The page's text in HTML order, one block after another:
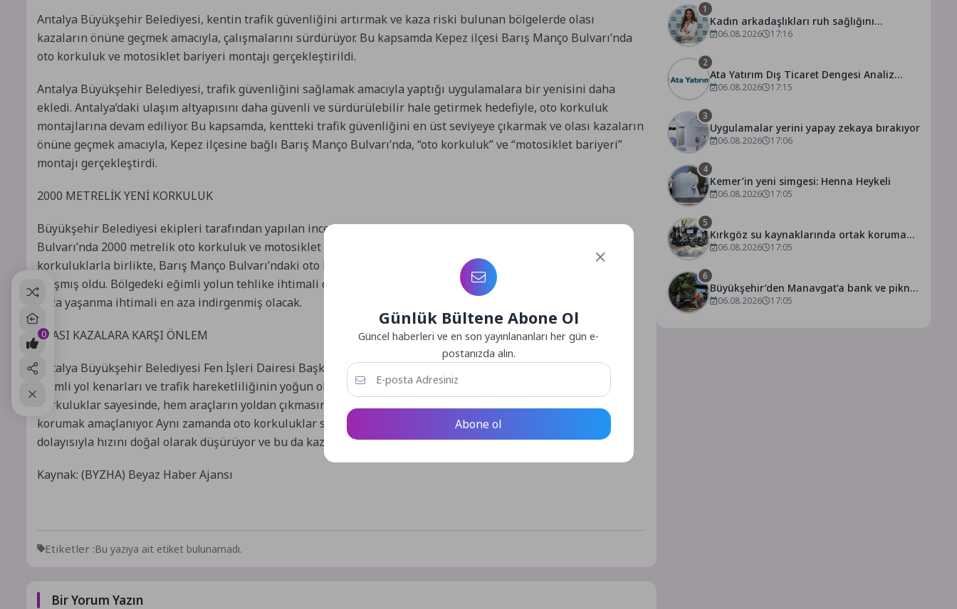
Antalya Büyükşehir Belediyesi, kentin trafik güvenliğini artırmak ve kaza riski bulunan bölgelerde olası
kazaların önüne geçmek amacıyla, çalışmalarını sürdürüyor. Bu kapsamda Kepez ilçesi Barış Manço Bulvarı’nda
oto korkuluk ve motosiklet bariyeri montajı gerçekleştirildi.
Antalya Büyükşehir Belediyesi, trafik güvenliğini sağlamak amacıyla yaptığı uygulamalara bir yenisini daha
ekledi. Antalya’daki ulaşım altyapısını daha güvenli ve sürdürülebilir hale getirmek hedefiyle, oto korkuluk
montajlarına devam ediliyor. Bu kapsamda, kentteki trafik güvenliğini en üst seviyeye çıkarmak ve olası kazaların
önüne geçmek amacıyla, Kepez ilçesine bağlı Barış Manço Bulvarı’nda, “oto korkuluk” ve “motosiklet bariyeri”
montajı gerçekleştirdi.
2000 METRELİK YENİ KORKULUK
Büyükşehir Belediyesi ekipleri tarafından yapılan incelemeler sonrasında başlatılan çalışmalarda Barış Manço
Bulvarı’nda 2000 metrelik oto korkuluk ve motosiklet bariyeri imalatı yapıldı. Önceki yıllarda imalatı yapılan
korkuluklarla birlikte, Barış Manço Bulvarı’ndaki oto korkuluk ve motosiklet bariyeri uzunluğu 3000 metreye
ulaşmış oldu. Bölgedeki eğimli yolun tehlike ihtimali doğurması üzerine yapılan korkuluk montajı sayesinde,
kaza yaşanma ihtimali en aza indirgenmiş olacak.
OLASI KAZALARA KARŞI ÖNLEM
Antalya Büyükşehir Belediyesi Fen İşleri Dairesi Başkanlığı ekipleri tarafından yürütülen çalışma ile özellikle
eğimli yol kenarları ve trafik hareketliliğinin yoğun olduğu alanlara koruyucu oto korkuluklar yerleştirildi.
Korkuluklar sayesinde, hem araçların yoldan çıkmasını engellemek hem de vatandaşı olası kazalara karşı
korumak amaçlanıyor. Aynı zamanda oto korkuluklar sayesinde sürücüler, karşılaştıkları oto korkuluklar
dolayısıyla hızını doğal olarak düşürüyor ve bu da kaza ihtimalini azaltmada etken rol oynuyor.
Kaynak: (BYZHA) Beyaz Haber Ajansı
Etiketler :Bu yazıya ait etiket bulunamadı.
Bir Yorum Yazın
1
Kadın arkadaşlıkları ruh sağlığını
güçlendiriyor!
06.08.2026 17:16
2
Ata Yatırım Dış Ticaret Dengesi Analiz
Raporunu Yayımladı
06.08.2026 17:15
3
Uygulamalar yerini yapay zekaya bırakıyor
06.08.2026 17:06
4
Kemer’in yeni simgesi: Henna Heykeli
06.08.2026 17:05
5
Kırkgöz su kaynaklarında ortak koruma
seferberliği
06.08.2026 17:05
6
Büyükşehir’den Manavgat’a bank ve piknik
masası desteği
06.08.2026 17:05
0
Günlük Bültene Abone Ol
Güncel haberleri ve en son yayınlananları her gün e-
postanızda alın.
Abone ol